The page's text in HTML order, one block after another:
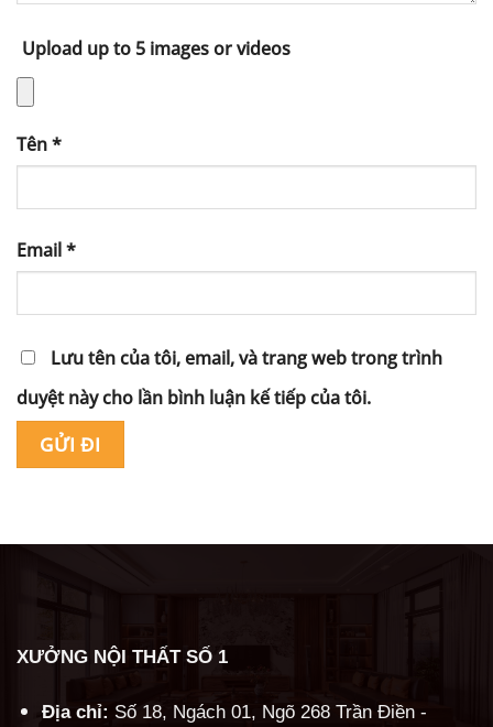
Upload up to 5 images or videos
Tên*
Email*
Lưu tên của tôi, email, và trang web trong trình
duyệt này cho lần bình luận kế tiếp của tôi.
XƯỞNG NỘI THẤT SỐ 1
Địa chỉ: Số 18, Ngách 01, Ngõ 268 Trần Điền -